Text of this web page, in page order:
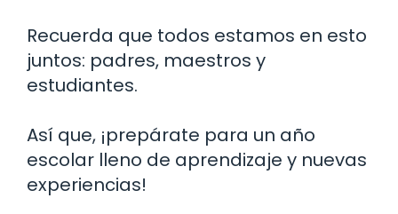
Recuerda que todos estamos en esto
juntos: padres, maestros y
estudiantes.
Así que, ¡prepárate para un año
escolar lleno de aprendizaje y nuevas
experiencias!